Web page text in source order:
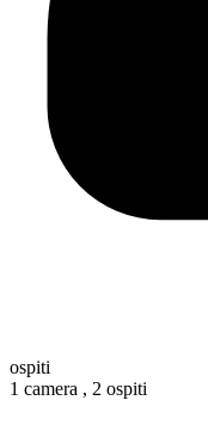
ospiti
1 camera , 2 ospiti